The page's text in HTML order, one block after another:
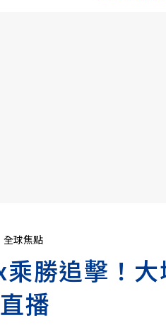
全球焦點
勝追擊！大
播